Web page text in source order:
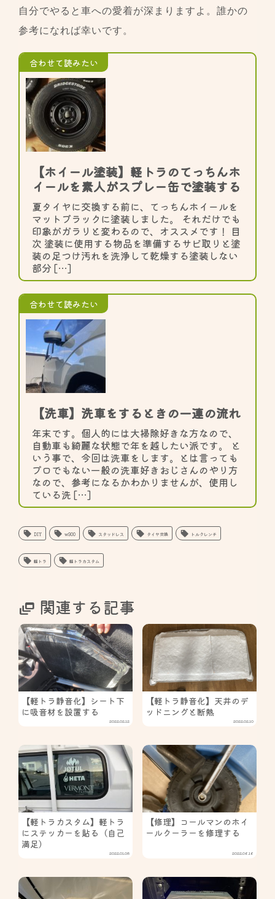
自分でやると車への愛着が深まりますよ。誰かの
参考になれば幸いです。
合わせて読みたい
【ホイール塗装】軽トラのてっちんホ
イールを素人がスプレー缶で塗装する
夏タイヤに交換する前に、てっちんホイールを
マットブラックに塗装しました。 それだけでも
印象がガラリと変わるので、オススメです！ 目
次 塗装に使用する物品を準備するサビ取りと塗
装の足つけ汚れを洗浄して乾燥する塗装しない
部分 […]
合わせて読みたい
【洗車】洗車をするときの一連の流れ
年末です。個人的には大掃除好きな方なので、
自動車も綺麗な状態で年を越したい派です。 と
いう事で、今回は洗車をします。とは言っても
プロでもない一般の洗車好きおじさんのやり方
なので、参考になるかわかりませんが、使用し
ている洗 […]
DIY w300 スタッドレス タイヤ交換 トルクレンチ
軽トラ 軽トラカスタム
関連する記事
【軽トラ静音化】シート下
に吸音材を設置する
2022.02.12
【軽トラ静音化】天井のデ
ッドニングと断熱
2022.02.10
【軽トラカスタム】軽トラ
にステッカーを貼る（自己
満足）
2022.01.08
【修理】コールマンのホイ
ールクーラーを修理する
2022.06.16